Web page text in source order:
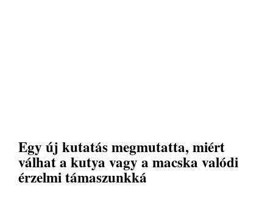
Egy új kutatás megmutatta, miért
válhat a kutya vagy a macska valódi
érzelmi támaszunkká